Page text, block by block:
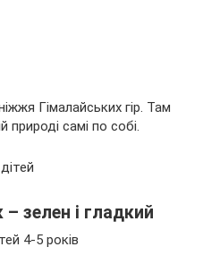
Гімалайських гір. Там
природі самі по собі.
зелен і гладкий
4-5 років